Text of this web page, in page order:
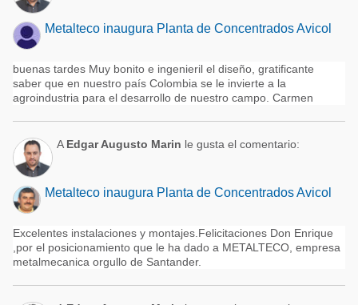
Metalteco inaugura Planta de Concentrados Avicol
buenas tardes Muy bonito e ingenieril el diseño, gratificante
saber que en nuestro país Colombia se le invierte a la
agroindustria para el desarrollo de nuestro campo. Carmen
A Edgar Augusto Marin le gusta el comentario:
Metalteco inaugura Planta de Concentrados Avicol
Excelentes instalaciones y montajes.Felicitaciones Don Enrique
,por el posicionamiento que le ha dado a METALTECO, empresa
metalmecanica orgullo de Santander.